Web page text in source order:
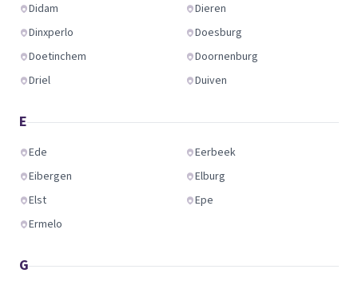
Didam
Dieren
Dinxperlo
Doesburg
Doetinchem
Doornenburg
Driel
Duiven
E
Ede
Eerbeek
Eibergen
Elburg
Elst
Epe
Ermelo
G